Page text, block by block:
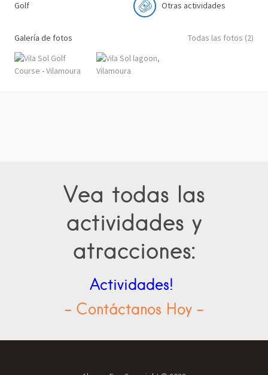
Golf Otras actividades
Galería de fotos Todas las fotos (2)
Vea todas las
actividades y
atracciones:
Actividades!
- Contáctanos Hoy -